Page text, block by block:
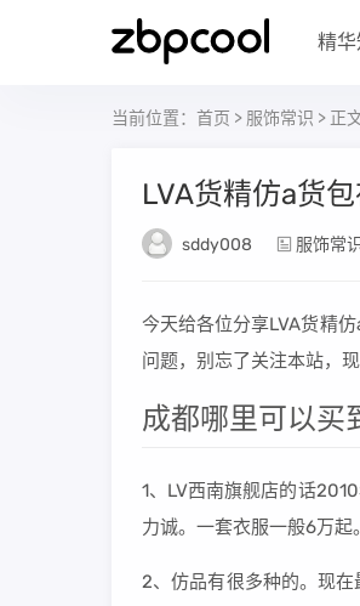
精
当前位置： 首页 > 服饰常识 > 正
LVA货精仿a货
sddy008 服饰常
今天给各位分享LVA货精
问题，别忘了关注本站，现
成都哪里可以买
1、LV西南旗舰店的话
力诚。一套衣服一般6万起。
2、仿品有很多种的。现